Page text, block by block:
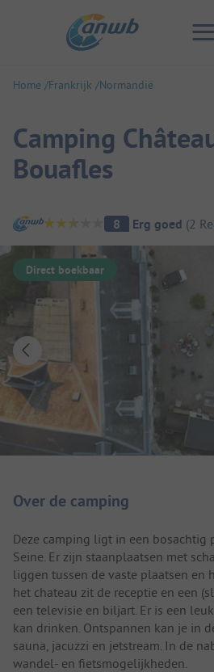
Home Frankrijk Normandië
Camping
Bouafles
Camping overzicht
8 Erg goed (2
Direct boekbaar
Over de camping
Deze camping ligt in een bosachtig
Seine. Er zijn staanplaatsen met
liggen tussen de vaste plaatsen en
het chateau zit de receptie en een
een televisie en biljart. Er is een
kan drinken. Ontspannen kan je in
sauna, jacuzzi en jetstream. In de
wandel- en fietsmogelijkheden.